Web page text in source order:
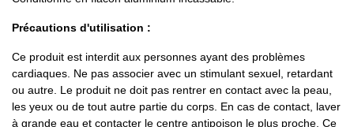
Précautions d'utilisation :
Ce produit est interdit aux personnes ayant des problèmes
cardiaques. Ne pas associer avec un stimulant sexuel, retardant
ou autre. Le produit ne doit pas rentrer en contact avec la peau,
les yeux ou de tout autre partie du corps. En cas de contact, laver
à grande eau et contacter le centre antipoison le plus proche. Ce